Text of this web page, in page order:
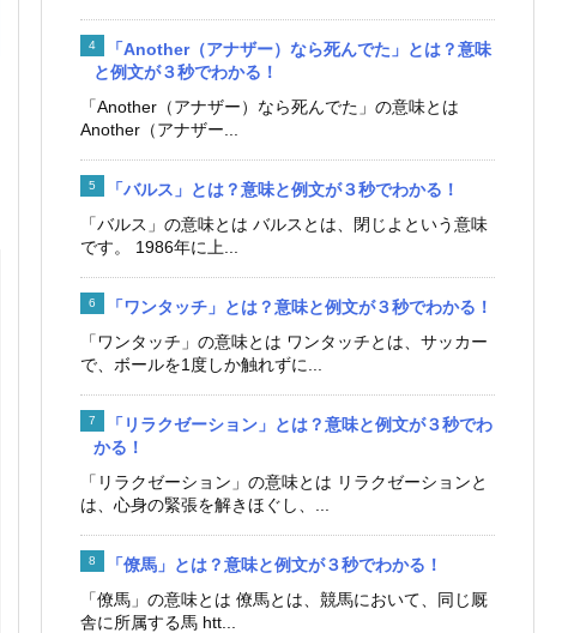
「Another（アナザー）なら死んでた」とは？意味
と例文が３秒でわかる！
「Another（アナザー）なら死んでた」の意味とは
Another（アナザー...
「バルス」とは？意味と例文が３秒でわかる！
「バルス」の意味とは バルスとは、閉じよという意味
です。 1986年に上...
「ワンタッチ」とは？意味と例文が３秒でわかる！
「ワンタッチ」の意味とは ワンタッチとは、サッカー
で、ボールを1度しか触れずに...
「リラクゼーション」とは？意味と例文が３秒でわ
かる！
「リラクゼーション」の意味とは リラクゼーションと
は、心身の緊張を解きほぐし、...
「僚馬」とは？意味と例文が３秒でわかる！
「僚馬」の意味とは 僚馬とは、競馬において、同じ厩
舎に所属する馬 htt...